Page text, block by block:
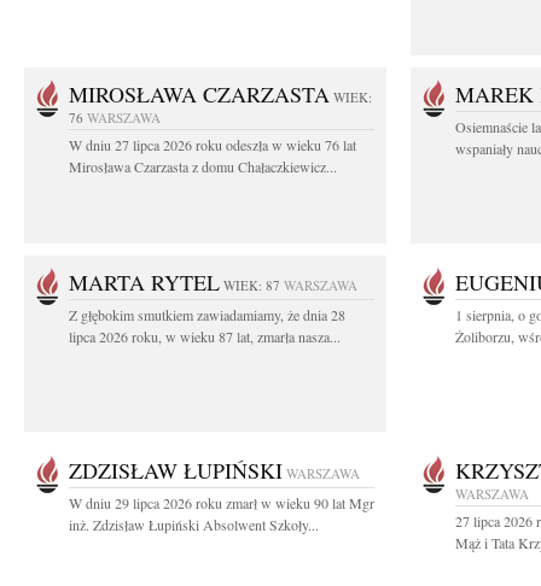
MIROSŁAWA CZARZASTA WIEK:
76 WARSZAWA
W dniu 27 lipca 2026 roku odeszła w wieku 76 lat
Mirosława Czarzasta z domu Chałaczkiewicz...
MAREK
Osiemnaście
wspaniały
MARTA RYTEL WIEK: 87 WARSZAWA
Z głębokim smutkiem zawiadamiamy, że dnia 28
lipca 2026 roku, w wieku 87 lat, zmarła nasza...
1 sierpnia, o
Żoliborzu,
ZDZISŁAW ŁUPIŃSKI WARSZAWA
W dniu 29 lipca 2026 roku zmarł w wieku 90 lat Mgr
inż. Zdzisław Łupiński Absolwent Szkoły...
WARSZAWA
27 lipca 2026
Mąż i Tata